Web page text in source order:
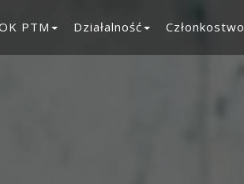
PTM Działalność Członkostwo